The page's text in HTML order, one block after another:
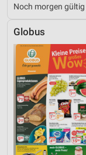
Noch morgen gültig
Globus